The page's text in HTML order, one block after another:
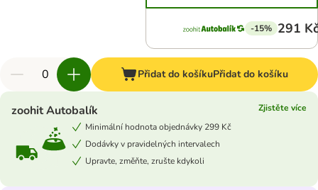
-15% 291
Přidat do košíkuPřidat do košíku
zoohit Autobalík
Zjistěte více
Minimální hodnota objednávky 299 Kč
Dodávky v pravidelných intervalech
Upravte, změňte, zrušte kdykoli